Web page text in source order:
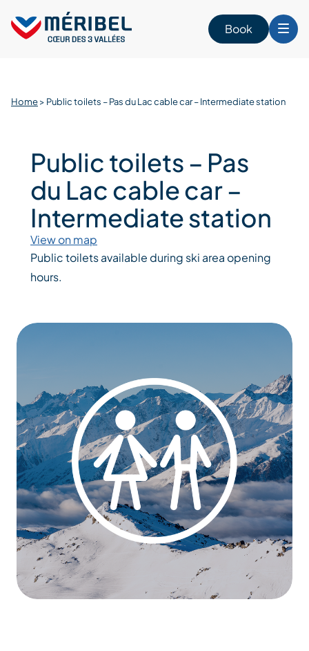
content
Book
Home> Public toilets – Pas du Lac cable car – Intermediate station
Public toilets – Pas
du Lac cable car –
Intermediate station
View on map
Public toilets available during ski area opening
hours.